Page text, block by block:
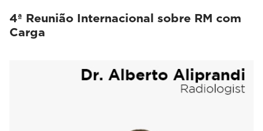
4ª Reunião Internacional sobre RM com
Carga